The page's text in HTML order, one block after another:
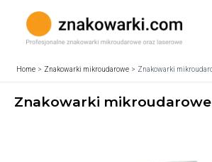
content
Home Znakowarki mikroudarowe Znakowarki
Znakowarki